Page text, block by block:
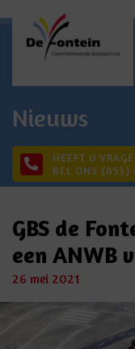
Nieuws
HEEFT U
BEL ONS (053)
GBS de
een ANWB
26 mei 2021